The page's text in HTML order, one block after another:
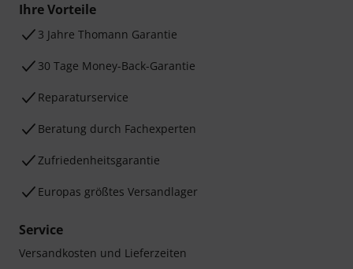
Ihre Vorteile
3 Jahre Thomann Garantie
30 Tage Money-Back-Garantie
Reparaturservice
Beratung durch Fachexperten
Zufriedenheitsgarantie
Europas größtes Versandlager
Service
Versandkosten und Lieferzeiten